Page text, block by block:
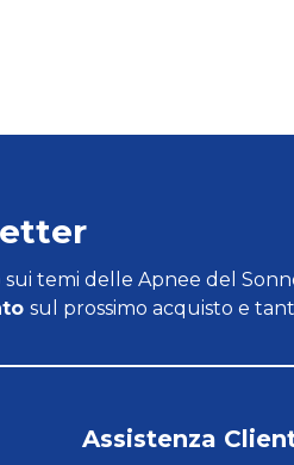
temi delle Apnee del
sul prossimo acquisto e
Assistenza